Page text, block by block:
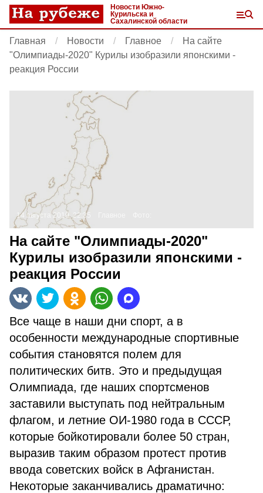
Новости Южно-
Курильска и
Сахалинской области
Главная Новости Главное
На сайте
"Олимпиады-2020" Курилы изобразили японскими -
реакция России
14 августа 2019, 22:35
На сайте "Олимпиады-2020"
Курилы изобразили японскими -
реакция России
Все чаще в наши дни спорт, а в
особенности международные спортивные
события становятся полем для
политических битв. Это и предыдущая
Олимпиада, где наших спортсменов
заставили выступать под нейтральным
флагом, и летние ОИ-1980 года в СССР,
которые бойкотировали более 50 стран,
выразив таким образом протест против
ввода советских войск в Афганистан.
Некоторые заканчивались драматично: